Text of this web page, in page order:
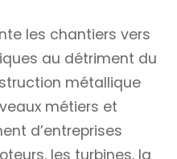
les chantiers vers
au détriment du
métallique
métiers et
d’entreprises
les turbines, la